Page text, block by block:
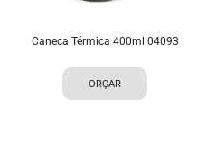
Caneca Térmica 400ml 04093
ORÇAR